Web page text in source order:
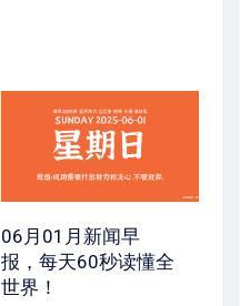
06月01月新闻早
报，每天60秒读懂全
世界！